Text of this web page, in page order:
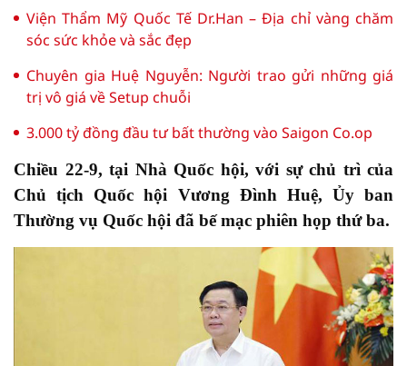
Viện Thẩm Mỹ Quốc Tế Dr.Han – Địa chỉ vàng chăm
sóc sức khỏe và sắc đẹp
Chuyên gia Huệ Nguyễn: Người trao gửi những giá
trị vô giá về Setup chuỗi
3.000 tỷ đồng đầu tư bất thường vào Saigon Co.op
Chiều 22-9, tại Nhà Quốc hội, với sự chủ trì của
Chủ tịch Quốc hội Vương Đình Huệ, Ủy ban
Thường vụ Quốc hội đã bế mạc phiên họp thứ ba.